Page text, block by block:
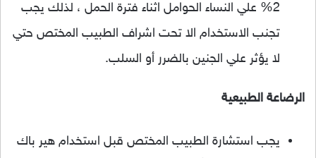
2% علي النساء الحوامل اثناء فترة الحمل ، لذلك يجب
تجنب الاستخدام الا تحت اشراف الطبيب المختص حتي
لا يؤثر علي الجنين بالضرر أو السلب.
الرضاعة الطبيعية
يجب استشارة الطبيب المختص قبل استخدام هير باك